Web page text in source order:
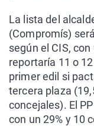
La lista del
(Compromís)
según el CIS,
reportaría 11 o
primer edil si
tercera plaza
concejales). El
con un 29% y 10